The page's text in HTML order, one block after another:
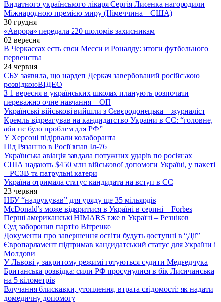
Видатного українського лікаря Сергія Лисенка нагородили
Міжнародною премією миру (Німеччина – США)
30 грудня
«Аврора» передала 220 шоломів захисникам
02 вересня
В Черкассах есть свои Месси и Роналду: итоги футбольного
первенства
24 червня
СБУ заявила, що нардеп Деркач завербований російською
розвідкоюВІДЕО
З 1 вересня в українських школах планують розпочати
переважно очне навчання – ОП
Українські військові вийшли з Сєвєродонецька – журналіст
Кремль відреагував на кандидатство України в ЄС: “головне,
аби не було проблем для РФ”
У Херсоні підірвали колаборанта
Під Рязанню в Росії впав Іл-76
Українська авіація завдала потужних ударів по росіянах
США надають $450 млн військової допомоги Україні, у пакеті
– РСЗВ та патрульні катери
Україна отримала статус кандидата на вступ в ЄС
23 червня
НБУ “надрукував” для уряду ще 35 мільярдів
McDonald’s може відкритися в Україні в серпні – Forbes
Перші американські HIMARS вже в Україні – Резніков
Суд заборонив партію Вітренко
Документи про завершення освіти будуть доступні в “Дії”
Європарламент підтримав кандидатський статус для України і
Молдови
У Львові у закритому режимі готуються судити Медведчука
Британська розвідка: сили РФ просунулися в бік Лисичанська
на 5 кілометрів
Влучання блискавки, утоплення, втрата свідомості: як надати
домедичну допомогу